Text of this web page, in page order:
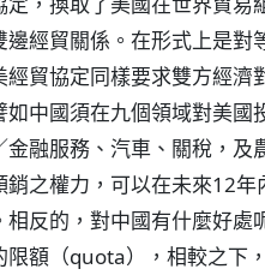
經貿關係。在形式上是對
貿協定同樣要求雙方經濟
中國須在九個領域對美國
融服務、汽車、關稅，及
之權力，可以在未來12
反的，對中國有什麼好處
額（quota），相較之下